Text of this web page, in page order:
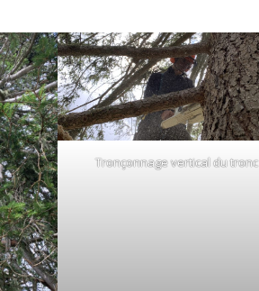
Tronçonnage vertical du tronc